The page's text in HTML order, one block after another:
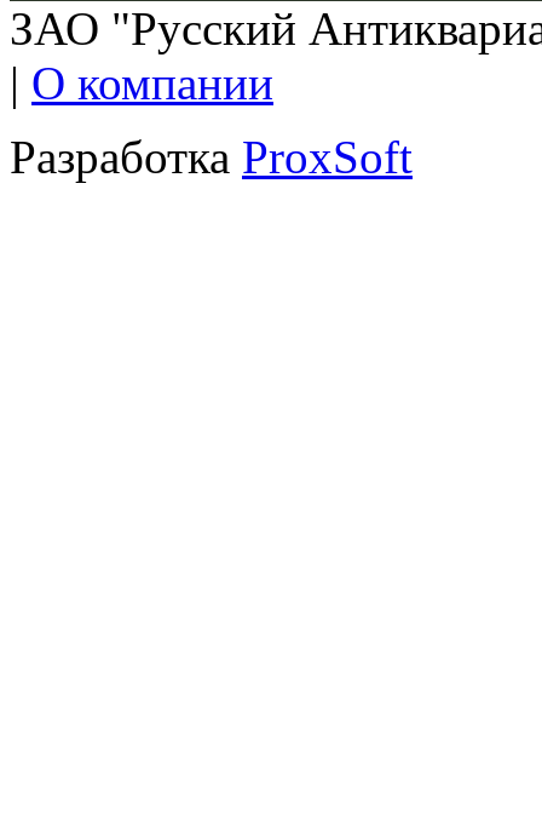
ЗАО "Русский
| О компании
Разработка ProxSoft